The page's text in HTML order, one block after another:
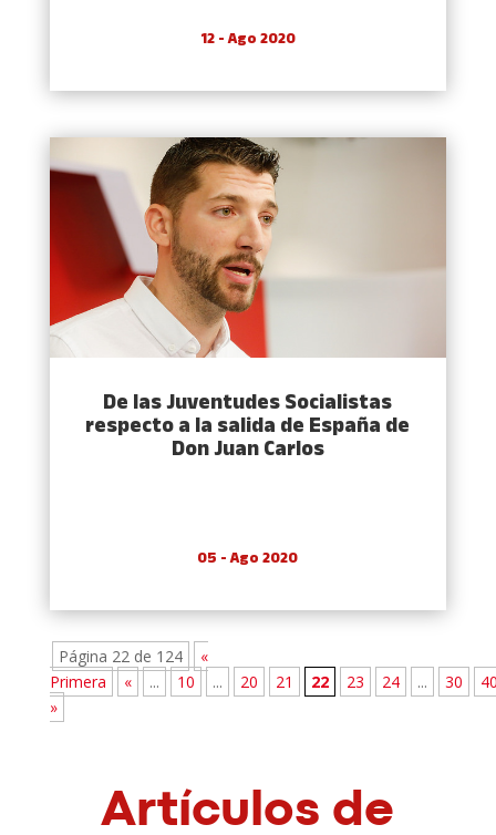
12 - Ago 2020
De las Juventudes Socialistas
respecto a la salida de España de
Don Juan Carlos
05 - Ago 2020
Página 22 de 124
«
Primera
« ... 10 ... 20 21 22 23 24 ... 30
»
Artículos de